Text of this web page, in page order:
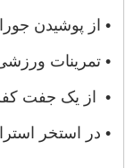
• از پوشیدن
• تمرینات
• از یک جفت
• در استخر